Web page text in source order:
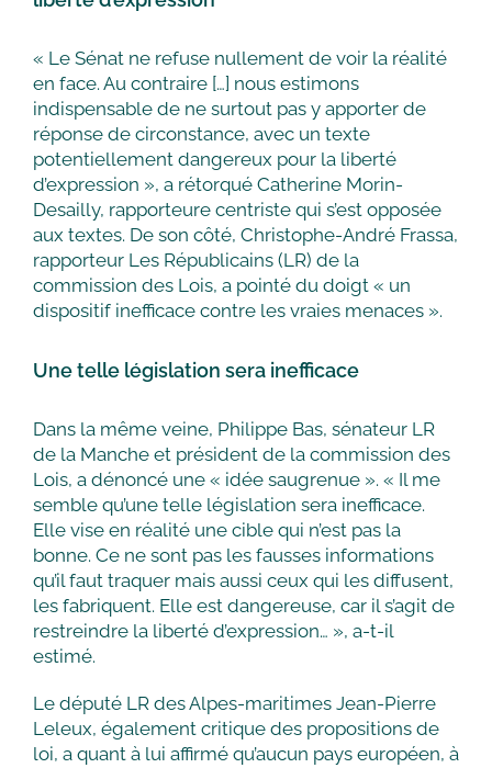
« Le Sénat ne refuse nullement de voir la réalité
en face. Au contraire […] nous estimons
indispensable de ne surtout pas y apporter de
réponse de circonstance, avec un texte
potentiellement dangereux pour la liberté
d’expression », a rétorqué Catherine Morin-
Desailly, rapporteure centriste qui s’est opposée
aux textes. De son côté, Christophe-André Frassa,
rapporteur Les Républicains (LR) de la
commission des Lois, a pointé du doigt « un
dispositif inefficace contre les vraies menaces ».
Une telle législation sera inefficace
Dans la même veine, Philippe Bas, sénateur LR
de la Manche et président de la commission des
Lois, a dénoncé une « idée saugrenue ». « Il me
semble qu’une telle législation sera inefficace.
Elle vise en réalité une cible qui n’est pas la
bonne. Ce ne sont pas les fausses informations
qu’il faut traquer mais aussi ceux qui les diffusent,
les fabriquent. Elle est dangereuse, car il s’agit de
restreindre la liberté d’expression… », a-t-il
estimé.
Le député LR des Alpes-maritimes Jean-Pierre
Leleux, également critique des propositions de
loi, a quant à lui affirmé qu’aucun pays européen, à